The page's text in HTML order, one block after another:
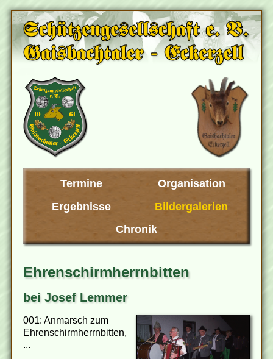
Termine
Organisation
Ergebnisse
Bildergalerien
Chronik
Ehrenschirmherrnbitten
bei Josef Lemmer
001: Anmarsch zum
Ehrenschirmherrnbitten,
...